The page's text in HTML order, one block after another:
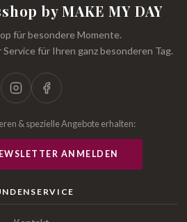
by MAKE MY DAY
für besondere Momente.
für Ihren ganz besonderen Tag.
& spezielle Angebote erhalten:
ANMELDEN